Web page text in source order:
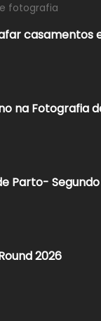
fotografia
casamentos
na Fotografia
Parto- Segundo
2026